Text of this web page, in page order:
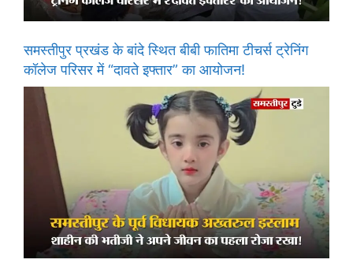
समस्तीपुर प्रखंड के बांदे स्थित बीबी फातिमा टीचर्स ट्रेनिंग
कॉलेज परिसर में “दावते इफ्तार” का आयोजन!